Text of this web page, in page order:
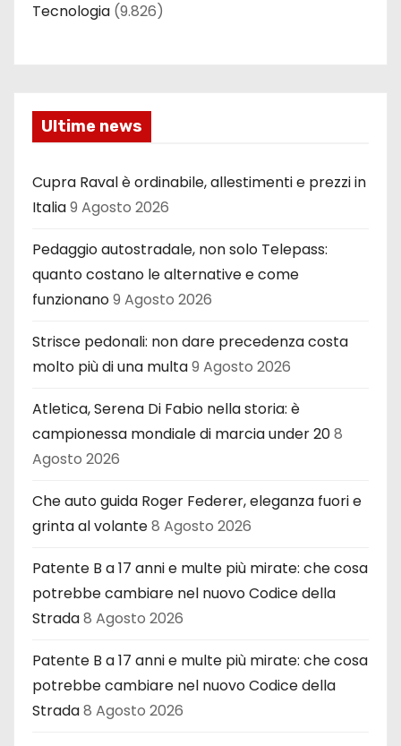
Tecnologia (9.826)
Ultime news
Cupra Raval è ordinabile, allestimenti e prezzi in
Italia9 Agosto 2026
Pedaggio autostradale, non solo Telepass:
quanto costano le alternative e come
funzionano9 Agosto 2026
Strisce pedonali: non dare precedenza costa
molto più di una multa9 Agosto 2026
Atletica, Serena Di Fabio nella storia: è
campionessa mondiale di marcia under 208
Agosto 2026
Che auto guida Roger Federer, eleganza fuori e
grinta al volante8 Agosto 2026
Patente B a 17 anni e multe più mirate: che cosa
potrebbe cambiare nel nuovo Codice della
Strada8 Agosto 2026
Patente B a 17 anni e multe più mirate: che cosa
potrebbe cambiare nel nuovo Codice della
Strada8 Agosto 2026